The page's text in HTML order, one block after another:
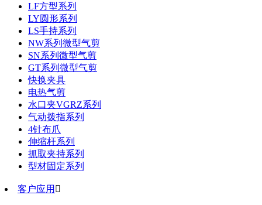
LF方型系列
LY圆形系列
LS手持系列
NW系列微型气剪
SN系列微型气剪
GT系列微型气剪
快换夹具
电热气剪
水口夹VGRZ系列
气动拨指系列
4针布爪
伸缩杆系列
抓取夹持系列
型材固定系列
客户应用 